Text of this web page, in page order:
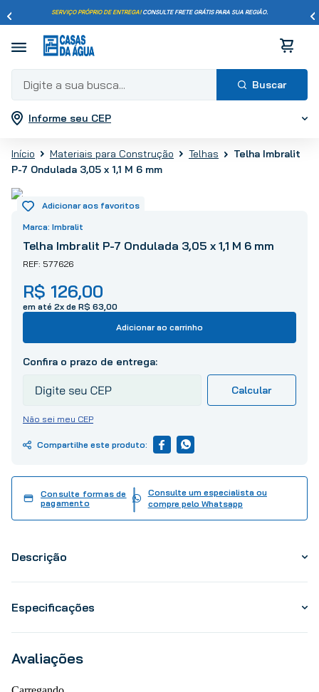
SERVIÇO PRÓPRIO DE ENTREGA!CONSULTE FRETE GRÁTIS PARA SUA REGIÃO.
Digite a sua busca...
Informe seu CEP
Materiais para Construção Telhas
Telha Imbralit
P-7 Ondulada 3,05 x 1,1 M 6 mm
Imbralit
Telha Imbralit P-7 Ondulada 3,05 x 1,1 M 6 mm
577626
R$ 126,00
em até 2x de R$ 63,00
Adicionar ao carrinho
Não sei meu CEP
Consulte formas de
pagamento
Consulte um especialista ou
compre pelo Whatsapp
Descrição
Especificações
Avaliações
Termos mais buscados
2º
porcelanato
4
º
revestimento
5º
vaso sanitário
6º
chuveiro
7º
cimento
8º
torneira
9 º
telha